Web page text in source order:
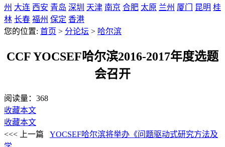
州 大连 西安 青岛 深圳 天津 南京 合肥 太原 兰州 厦门 昆明 桂
林 长春 福州 保定 香港
您的位置: 首页 > 分论坛 > 哈尔滨
CCF YOCSEF哈尔滨2016-2017年度选题
会召开
阅读量： 368
收藏本文
收藏本文
<<< 上一篇
YOCSEF哈尔滨将举办《问题驱动式研究方法及